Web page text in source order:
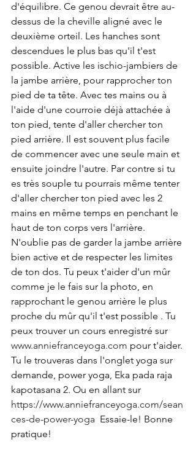
d'équilibre. Ce genou devrait être au-
dessus de la cheville aligné avec le
deuxième orteil. Les hanches sont
descendues le plus bas qu'il t'est
possible. Active les ischio-jambiers de
la jambe arrière, pour rapprocher ton
pied de ta tête. Avec tes mains ou à
l'aide d'une courroie déjà attachée à
ton pied, tente d'aller chercher ton
pied arrière. Il est souvent plus facile
de commencer avec une seule main et
ensuite joindre l'autre. Par contre si tu
es très souple tu pourrais même tenter
d'aller chercher ton pied avec les 2
mains en même temps en penchant le
haut de ton corps vers l'arrière.
N'oublie pas de garder la jambe arrière
bien active et de respecter les limites
de ton dos. Tu peux t'aider d'un mûr
comme je le fais sur la photo, en
rapprochant le genou arrière le plus
proche du mûr qu'il t'est possible . Tu
peux trouver un cours enregistré sur
www.anniefranceyoga.com pour t'aider.
Tu le trouveras dans l'onglet yoga sur
demande, power yoga, Eka pada raja
kapotasana 2. Ou en allant sur
https://www.anniefranceyoga.com/sean
ces-de-power-yoga
  Essaie-le! Bonne
pratique!